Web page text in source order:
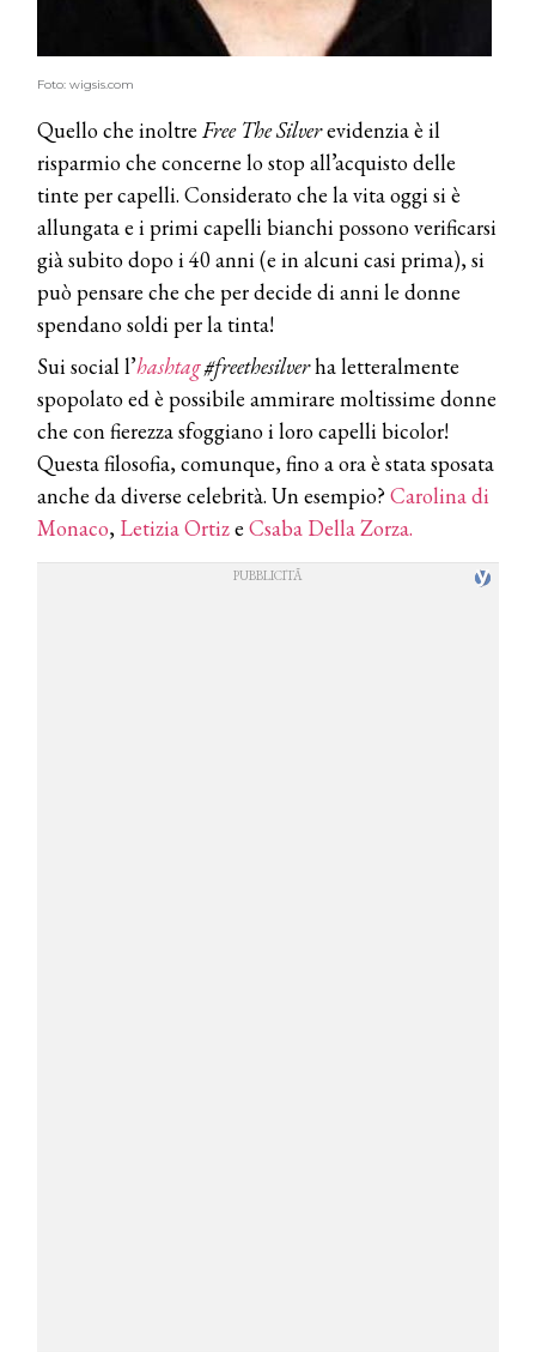
Foto: wigsis.com
Quello che inoltre Free The Silverevidenzia è il
risparmio che concerne lo stop all’acquisto delle
tinte per capelli. Considerato che la vita oggi si è
allungata e i primi capelli bianchi possono verificarsi
già subito dopo i 40 anni (e in alcuni casi prima), si
può pensare che che per decide di anni le donne
spendano soldi per la tinta!
Sui social l’hashtag#freethesilverha letteralmente
spopolato ed è possibile ammirare moltissime donne
che con fierezza sfoggiano i loro capelli bicolor!
Questa filosofia, comunque, fino a ora è stata sposata
anche da diverse celebrità. Un esempio?Carolina di
Monaco, Letizia Ortize Csaba Della Zorza.